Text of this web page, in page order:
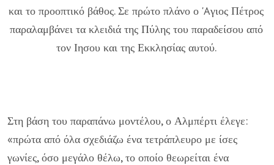
και το προοπτικό βάθος. Σε πρώτο πλάνο ο 'Aγιος Πέτρος
παραλαμβάνει τα κλειδιά της Πύλης του παραδείσου από
τον Ιησου και της Εκκλησίας αυτού.
Στη βάση του παραπάνω μοντέλου, ο Αλμπέρτι έλεγε:
«πρώτα από όλα σχεδιάζω ένα τετράπλευρο με ίσες
γωνίες, όσο μεγάλο θέλω, το οποίο θεωρείται ένα